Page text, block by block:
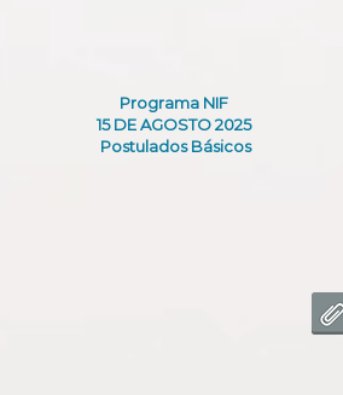
Programa NIF
15 DE AGOSTO 2025
Postulados Básicos